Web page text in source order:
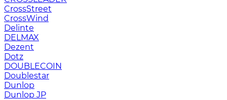
CrossStreet
CrossWind
Delinte
DELMAX
Dezent
Dotz
DOUBLECOIN
Doublestar
Dunlop
Dunlop JP